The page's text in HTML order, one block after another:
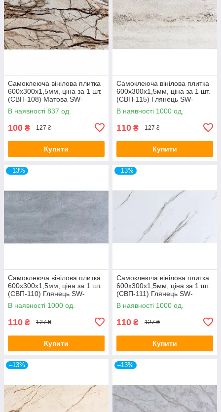
Самоклеюча вінілова плитка
600х300х1,5мм, ціна за 1 шт.
(СВП-108) Матова SW-
00000497
В наявності 837 од.
100 ₴ 127 ₴
Купити
Самоклеюча вінілова плитка
600х300х1,5мм, ціна за 1 шт.
(СВП-115) Глянець SW-
00000504
В наявності 1000 од.
110 ₴ 127 ₴
Купити
–13%
Самоклеюча вінілова плитка
600х300х1,5мм, ціна за 1 шт.
(СВП-110) Глянець SW-
00000499
В наявності 1000 од.
110 ₴ 127 ₴
Купити
–13%
Самоклеюча вінілова плитка
600х300х1,5мм, ціна за 1 шт.
(СВП-111) Глянець SW-
00000500
В наявності 1000 од.
110 ₴ 127 ₴
Купити
–13% –13%